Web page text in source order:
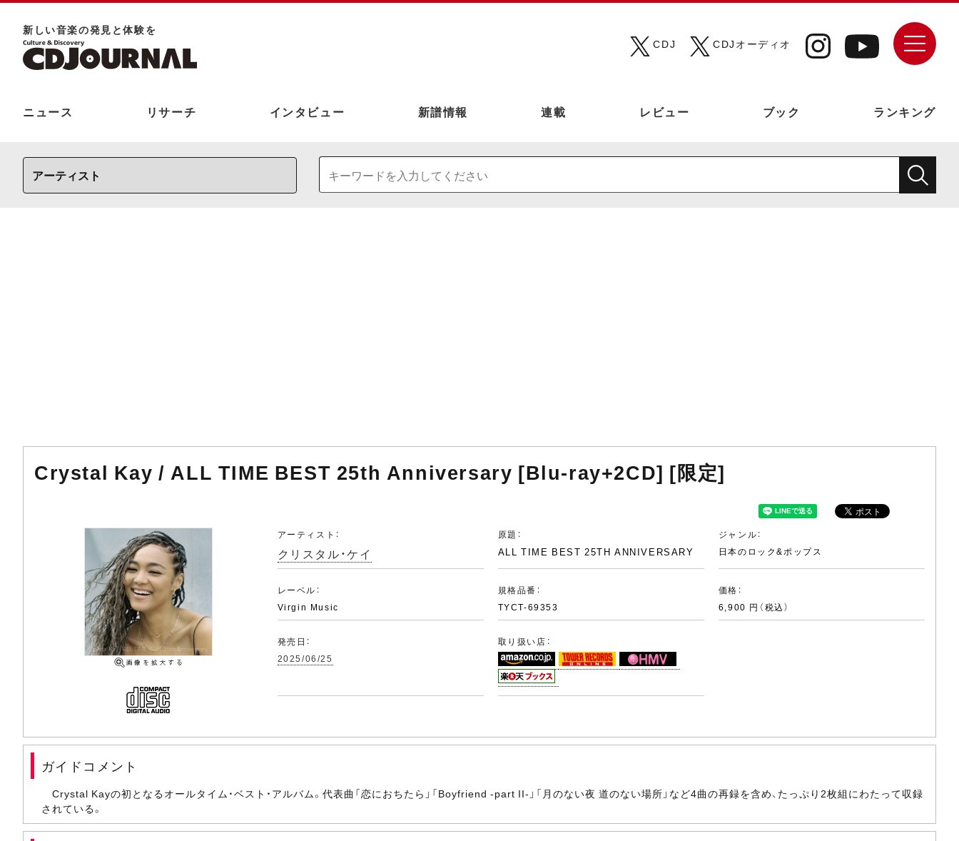
新しい⾳楽の発⾒と体験を
CDJ
CDJオーディオ
ニュース リサーチ インタビュー 新譜情報 連載 レビュー ブック ランキング
Crystal Kay / ALL TIME BEST 25th Anniversary [Blu-ray+2CD] [限定]
アーティスト：
クリスタル・ケイ
原題：
ALL TIME BEST 25TH ANNIVERSARY
ジャンル：
日本のロック&ポップス
レーベル：
Virgin Music
規格品番：
TYCT-69353
価格：
6,900 円（税込）
発売日：
2025/06/25
取り扱い店：
ガイドコメント
Crystal Kayの初となるオールタイム・ベスト・アルバム。代表曲「恋におちたら」「Boyfriend -part II-」「月のない夜 道のない場所」など4曲の再録を含め、たっぷり2枚組にわたって収録
されている。